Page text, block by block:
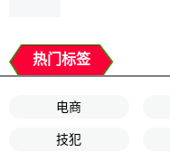
热门标签
电商
技犯